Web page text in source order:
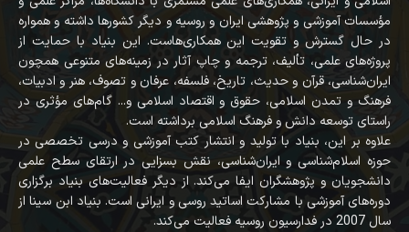
مؤسسات آموزشی و پژوهشی ایران و روسیه و دیگر کشورها داشته و همواره
در حال گسترش و تقویت این همکاری‌هاست. این بنیاد با حمایت از
پروژه‌های علمی، تألیف، ترجمه و چاپ آثار در زمینه‌های متنوعی همچون
ایران‌شناسی، قرآن‌ و حدیث، تاریخ، فلسفه، عرفان و تصوف، هنر و ادبیات،
فرهنگ و تمدن اسلامی، حقوق و اقتصاد اسلامی و... گام‌های مؤثری در
راستای توسعه دانش و فرهنگ اسلامی برداشته است.
علاوه بر این، بنیاد با تولید و انتشار کتب آموزشی و درسی تخصصی در
حوزه اسلام‌شناسی و ایران‌شناسی، نقش بسزایی در ارتقای سطح علمی
دانشجویان و پژوهشگران ایفا می‌کند. از دیگر فعالیت‌های بنیاد برگزاری
دوره‌های آموزشی با مشارکت اساتید روسی و ایرانی است. بنیاد ابن سینا از
سال 2007 در فدارسیون روسیه فعالیت می‌کند.